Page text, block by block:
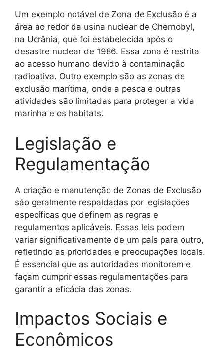
Um exemplo notável de Zona de Exclusão é a
área ao redor da usina nuclear de Chernobyl,
na Ucrânia, que foi estabelecida após o
desastre nuclear de 1986. Essa zona é restrita
ao acesso humano devido à contaminação
radioativa. Outro exemplo são as zonas de
exclusão marítima, onde a pesca e outras
atividades são limitadas para proteger a vida
marinha e os habitats.
Legislação e
Regulamentação
A criação e manutenção de Zonas de Exclusão
são geralmente respaldadas por legislações
específicas que definem as regras e
regulamentos aplicáveis. Essas leis podem
variar significativamente de um país para outro,
refletindo as prioridades e preocupações locais.
É essencial que as autoridades monitorem e
façam cumprir essas regulamentações para
garantir a eficácia das zonas.
Impactos Sociais e
Econômicos